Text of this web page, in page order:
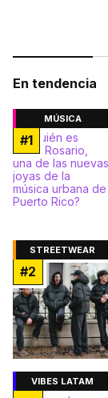
En tendencia
MÚSICA
#1
STREETWEAR
#2
VIBES LATAM